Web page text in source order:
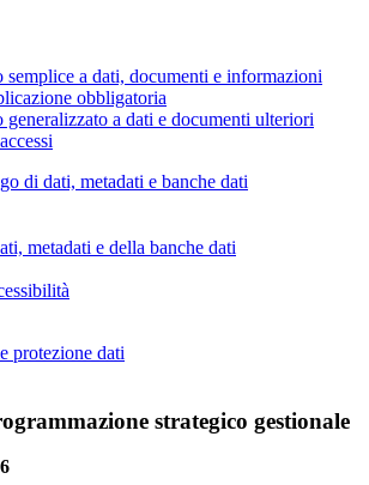
semplice a dati, documenti e informazioni
obbligatoria
generalizzato a dati e documenti ulteriori
di dati, metadati e banche dati
metadati e della banche dati
protezione dati
strategico gestionale